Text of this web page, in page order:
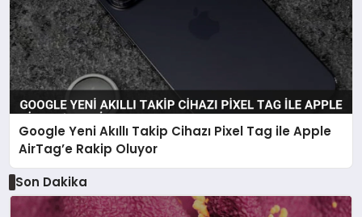
Google Yeni Akıllı Takip Cihazı Pixel Tag ile Apple
AirTag’e Rakip Oluyor
Son Dakika